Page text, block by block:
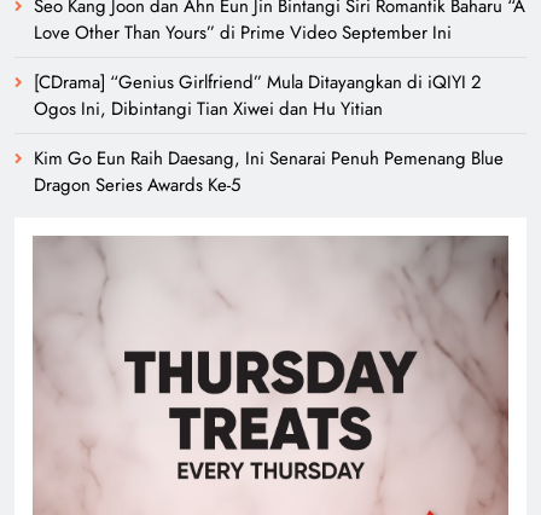
Seo Kang Joon dan Ahn Eun Jin Bintangi Siri Romantik Baharu “A
Love Other Than Yours” di Prime Video September Ini
[CDrama] “Genius Girlfriend” Mula Ditayangkan di iQIYI 2
Ogos Ini, Dibintangi Tian Xiwei dan Hu Yitian
Kim Go Eun Raih Daesang, Ini Senarai Penuh Pemenang Blue
Dragon Series Awards Ke-5